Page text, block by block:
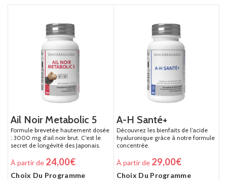
Ail Noir Metabolic 5
Formule brevetée hautement dosée
: 3000 mg d’ail noir brut. C’est le
secret de longévité des Japonais.
À partir de 24,00€
Choix Du Programme
A-H Santé+
Découvrez les bienfaits de l’acide
hyaluronique grâce à notre formule
concentrée.
À partir de 29,00€
Choix Du Programme